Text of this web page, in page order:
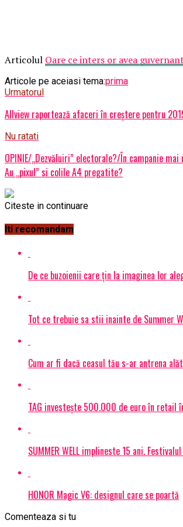
Articolul Oare ce inters or avea
Articole pe aceiasi tema:prima
Urmatorul
Allview raportează afaceri în creștere pentru
Nu ratati
OPINIE/„Dezvăluiri” electorale?/În campanie
Au „pixul” si colile A4 pregatite?
Citeste in continuare
Iti recomandam
De ce buzoienii care țin la imaginea lor
Tot ce trebuie sa stii inainte de Summer
Cum ar fi dacă ceasul tău s-ar antrena
TAG investește 500.000 de euro în retail
SUMMER WELL implineste 15 ani.
HONOR Magic V6: designul care se poartă
Comenteaza si tu